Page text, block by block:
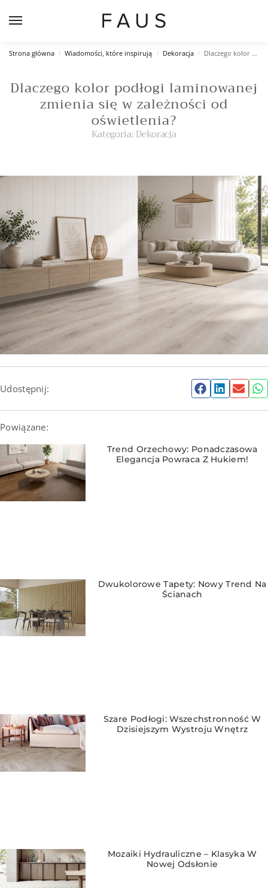
Strona główna / Wiadomości, które inspirują / Dekoracja / Dlaczego kolor podłogi laminowanej zmienia się w zależności od oświetlenia?
Dlaczego kolor podłogi laminowanej
zmienia się w zależności od
oświetlenia?
Kategoria:Dekoracja
Udostępnij:
Powiązane:
Trend Orzechowy: Ponadczasowa
Elegancja Powraca Z Hukiem!
Dwukolorowe Tapety: Nowy Trend Na
Ścianach
Szare Podłogi: Wszechstronność W
Dzisiejszym Wystroju Wnętrz
Mozaiki Hydrauliczne – Klasyka W
Nowej Odsłonie